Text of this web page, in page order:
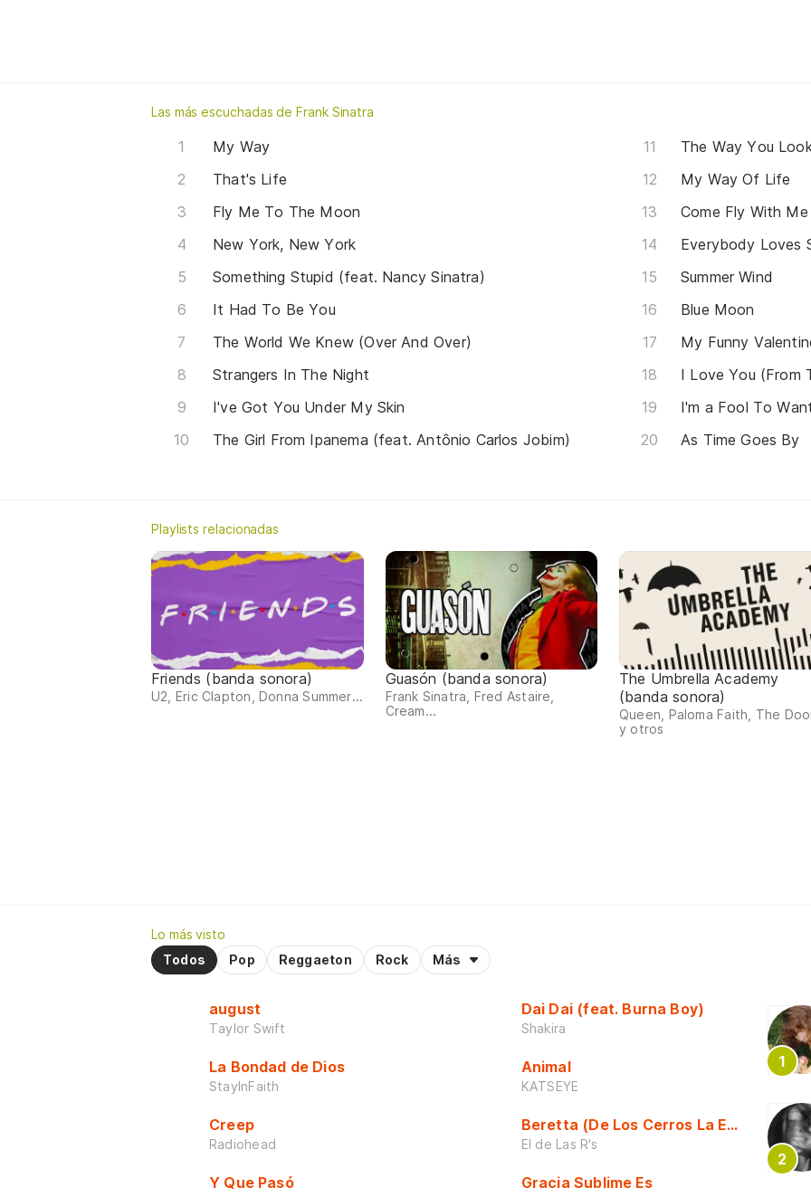
Las más escuchadas de Frank Sinatra
My Way
That's Life
Fly Me To The Moon
New York, New York
Something Stupid (feat. Nancy Sinatra)
It Had To Be You
The World We Knew (Over And Over)
Strangers In The Night
I've Got You Under My Skin
The Girl From Ipanema (feat. Antônio Carlos Jobim)
The Way You
My Way Of Life
Come Fly With Me
Everybody Loves
Summer Wind
Blue Moon
My Funny
I Love You (From
I'm a Fool To
As Time Goes By
Playlists relacionadas
Friends (banda sonora)
U2, Eric Clapton, Donna Summer...
Guasón (banda sonora)
Frank Sinatra, Fred Astaire,
Cream...
The Umbrella Academy
(banda sonora)
Queen, Paloma Faith, The
y otros
Lo más visto
Todos
Pop Reggaeton Rock Más
august
Taylor Swift
La Bondad de Dios
StayInFaith
Creep
Radiohead
Y Que Pasó
Dai Dai (feat. Burna Boy)
Shakira
Animal
KATSEYE
Beretta (De Los Cerros La Escuela)
El de Las R's
Gracia Sublime Es